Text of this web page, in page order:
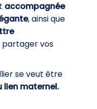
accompagnée
, ainsi que
vos
se veut être
lien maternel.